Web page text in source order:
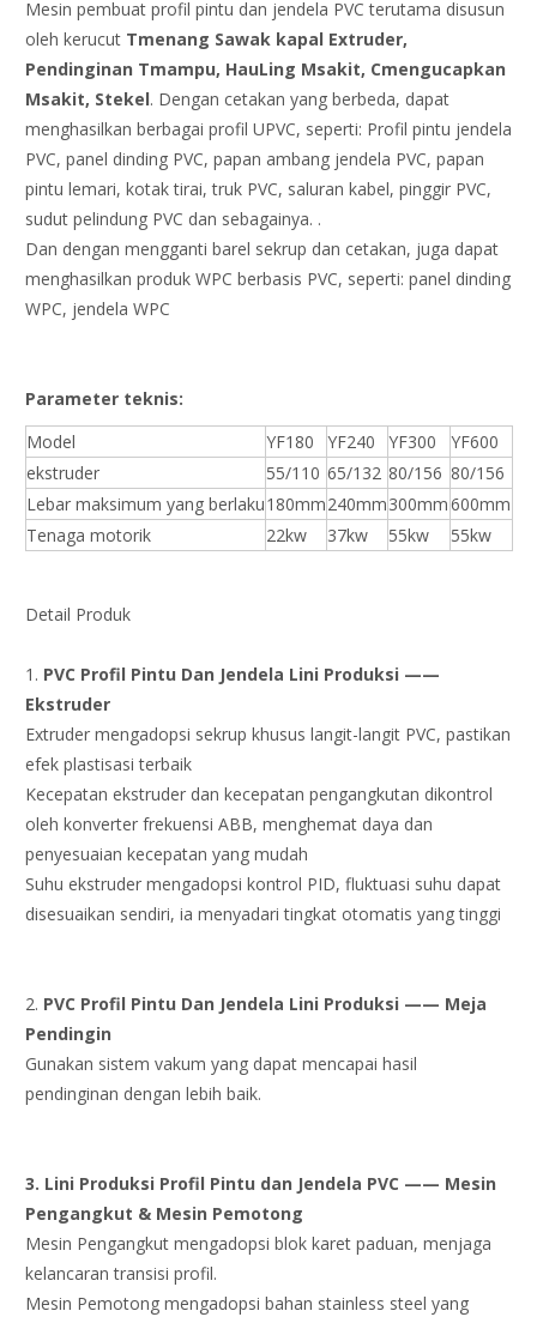
Mesin pembuat profil pintu dan jendela PVC terutama disusun
oleh kerucut Tmenang Sawak kapal Extruder,
Pendinginan Tmampu, HauLing Msakit, Cmengucapkan
Msakit, Stekel. Dengan cetakan yang berbeda, dapat
menghasilkan berbagai profil UPVC, seperti: Profil pintu jendela
PVC, panel dinding PVC, papan ambang jendela PVC, papan
pintu lemari, kotak tirai, truk PVC, saluran kabel, pinggir PVC,
sudut pelindung PVC dan sebagainya. .
Dan dengan mengganti barel sekrup dan cetakan, juga dapat
menghasilkan produk WPC berbasis PVC, seperti: panel dinding
WPC, jendela WPC
Parameter teknis:
Model
YF180 YF240 YF300
YF600
ekstruder
55/110 65/132 80/156 80/156
Lebar maksimum yang berlaku180mm240mm300mm600mm
Tenaga motorik
22kw 37kw 55kw 55kw
Detail Produk
1. PVC Profil Pintu Dan Jendela Lini Produksi ——
Ekstruder
Extruder mengadopsi sekrup khusus langit-langit PVC, pastikan
efek plastisasi terbaik
Kecepatan ekstruder dan kecepatan pengangkutan dikontrol
oleh konverter frekuensi ABB, menghemat daya dan
penyesuaian kecepatan yang mudah
Suhu ekstruder mengadopsi kontrol PID, fluktuasi suhu dapat
disesuaikan sendiri, ia menyadari tingkat otomatis yang tinggi
2. PVC Profil Pintu Dan Jendela Lini Produksi —— Meja
Pendingin
Gunakan sistem vakum yang dapat mencapai hasil
pendinginan dengan lebih baik.
3. Lini Produksi Profil Pintu dan Jendela PVC —— Mesin
Pengangkut & Mesin Pemotong
Mesin Pengangkut mengadopsi blok karet paduan, menjaga
kelancaran transisi profil.
Mesin Pemotong mengadopsi bahan stainless steel yang